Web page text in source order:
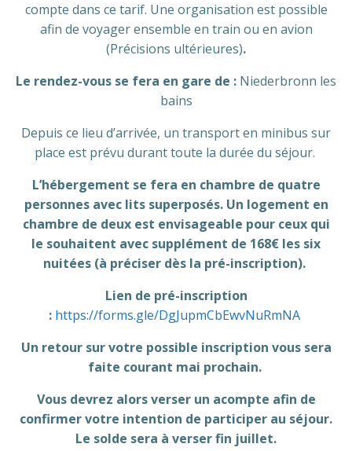
compte dans ce tarif. Une organisation est possible
afin de voyager ensemble en train ou en avion
(Précisions ultérieures).
Le rendez-vous se fera en gare de : Niederbronn les
bains
Depuis ce lieu d’arrivée, un transport en minibus sur
place est prévu durant toute la durée du séjour.
L’hébergement se fera en chambre de quatre
personnes avec lits superposés. Un logement en
chambre de deux est envisageable pour ceux qui
le souhaitent avec supplément de 168€ les six
nuitées (à préciser dès la pré-inscription).
Lien de pré-inscription
: https://forms.gle/DgJupmCbEwvNuRmNA
Un retour sur votre possible inscription vous sera
faite courant mai prochain.
Vous devrez alors verser un acompte afin de
confirmer votre intention de participer au séjour.
Le solde sera à verser fin juillet.